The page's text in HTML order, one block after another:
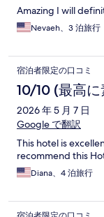
Amazing I will
Nevaeh、3 泊旅行
宿泊者限定の口コミ
10/10 (最高
2026 年 5 月 7 日
Google で翻訳
This hotel is
recommend this
Diana、4 泊旅行